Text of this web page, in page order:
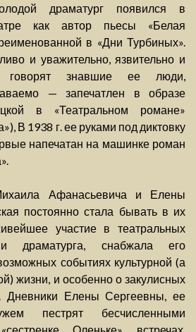
драматург появился в
как автор пьесы «Белая
в «Дни Турбиных».
и уважительно, язвительно и
говорят знавшие ее люди,
— запечатлен в образе
в «Театральном романе»
В 1938 г. ее руками под диктовку
напечатан на машинке роман
Афанасьевича и Елены
постоянно стала бывать в их
участие в театральных
драматурга, снабжала его
событиях культурной (а
жизни, и особенно о закулисных
Дневники Елены Сергеевны, ее
пестрят бесчисленными